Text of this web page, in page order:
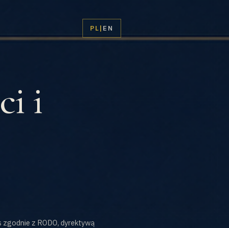
PL| EN
i
z RODO, dyrektywą